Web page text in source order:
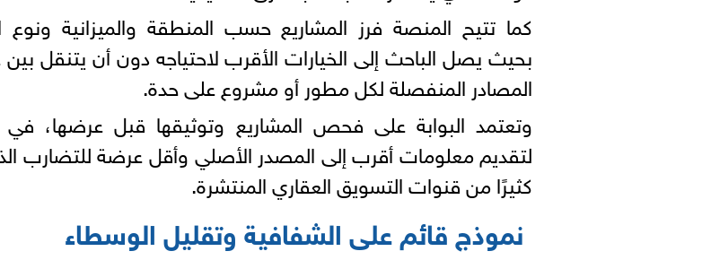
كما تتيح المنصة فرز المشاريع حسب المنطقة والميزانية ونوع
بحيث يصل الباحث إلى الخيارات الأقرب لاحتياجه دون أن يتنقل
المصادر المنفصلة لكل مطور أو مشروع على حدة.
وتعتمد البوابة على فحص المشاريع وتوثيقها قبل عرضها، في
لتقديم معلومات أقرب إلى المصدر الأصلي وأقل عرضة للتضارب
كثيرًا من قنوات التسويق العقاري المنتشرة.
نموذج قائم على الشفافية وتقليل الوسطاء